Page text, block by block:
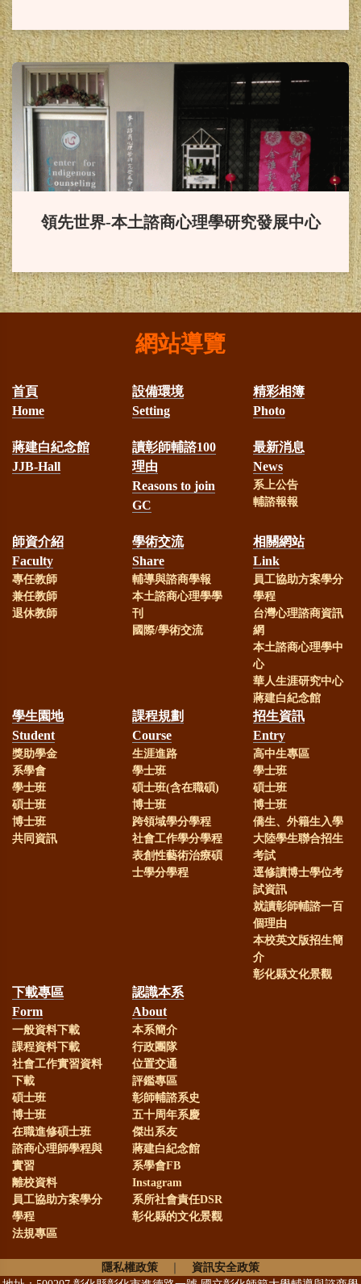
賀！本系「輔導與諮商學報」
通過 2024「臺灣人文及社會科學期
刊評比暨核心期刊收錄」之 社會科
學核心期刊（TSSCI）。
恭賀！ 徐西森教授榮獲113年
教育部獎學金，並於2024/11/23在總
統府受獎。
本系大學部四年甲班何朋
瑾同學榮獲台灣輔導與諮商學會113
學年度蔣建白先生獎學金
本系林淑華助理教授榮獲
教育部113年教學實踐計畫補助
本系羅家玲教授榮獲教育
部113年教學實踐計畫補助
本校謝麗紅教授、劉嘉吉
教授榮獲國科會113年研究計畫補助
本系林淑華助理教授榮獲
國科會113年研究計畫補助
本系研究生通過113年諮
商心理師高考，成績優異！
本系113年社會工作師高
本系99級系友劉韋廷(現
任線西國中)榮獲第22屆全國SUPER
教師獎
恭賀！
本系林淑華老師榮獲本
校112年度新進教師執行國科會計畫
獎勵
本系謝麗紅老師、趙淑
珠老師、王翊涵老師與謝毅興老
師，榮獲本校112年度產學合作績優
領先世界-本土諮商心理學研究發展中心
網站導覽
首頁
Home
設備環境
Setting
精彩相簿
Photo
蔣建白紀念館
JJB-Hall
讀彰師輔諮100
理由
Reasons to join
GC
最新消息
News
系上公告
輔諮報報
師資介紹
Faculty
專任教師
兼任教師
退休教師
學術交流
Share
輔導與諮商學報
本土諮商心理學學
刊
國際/學術交流
相關網站
Link
員工協助方案學分
學程
台灣心理諮商資訊
網
本土諮商心理學中
心
華人生涯研究中心
蔣建白紀念館
學生園地
Student
獎助學金
系學會
學士班
碩士班
博士班
共同資訊
課程規劃
Course
生涯進路
學士班
碩士班(含在職碩)
博士班
跨領域學分學程
社會工作學分學程
表創性藝術治療碩
士學分學程
招生資訊
Entry
高中生專區
學士班
碩士班
博士班
僑生、外籍生入學
大陸學生聯合招生
考試
逕修讀博士學位考
試資訊
就讀彰師輔諮一百
個理由
本校英文版招生簡
介
彰化縣文化景觀
下載專區
Form
一般資料下載
課程資料下載
社會工作實習資料
下載
碩士班
博士班
在職進修碩士班
諮商心理師學程與
實習
離校資料
員工協助方案學分
學程
法規專區
認識本系
About
本系簡介
行政團隊
位置交通
評鑑專區
彰師輔諮系史
五十周年系慶
傑出系友
蔣建白紀念館
系學會FB
Instagram
系所社會責任DSR
彰化縣的文化景觀
隱私權政策
資訊安全政策